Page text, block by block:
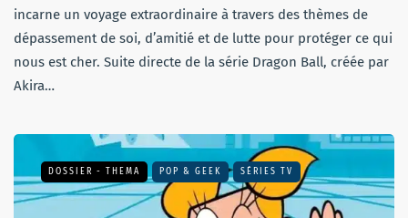
incarne un voyage extraordinaire à travers des thèmes de
dépassement de soi, d’amitié et de lutte pour protéger ce qui
nous est cher. Suite directe de la série Dragon Ball, créée par
Akira…
DOSSIER - THEMA POP & GEEK SÉRIES TV